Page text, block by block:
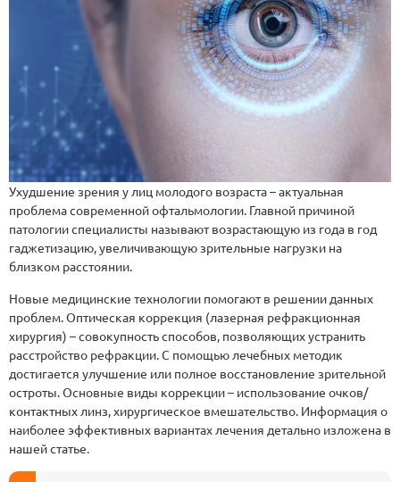
Ухудшение зрения у лиц молодого возраста – актуальная
проблема современной офтальмологии. Главной причиной
патологии специалисты называют возрастающую из года в год
гаджетизацию, увеличивающую зрительные нагрузки на
близком расстоянии.
Новые медицинские технологии помогают в решении данных
проблем. Оптическая коррекция (лазерная рефракционная
хирургия) – совокупность способов, позволяющих устранить
расстройство рефракции. С помощью лечебных методик
достигается улучшение или полное восстановление зрительной
остроты. Основные виды коррекции – использование очков/
контактных линз, хирургическое вмешательство. Информация о
наиболее эффективных вариантах лечения детально изложена в
нашей статье.